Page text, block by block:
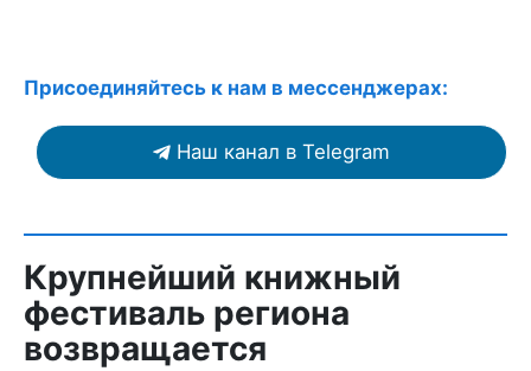
Присоединяйтесь к нам в мессенджерах:
Наш канал в Telegram
Крупнейший книжный
фестиваль региона
возвращается